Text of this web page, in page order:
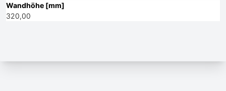
Wandhöhe [mm]
320,00